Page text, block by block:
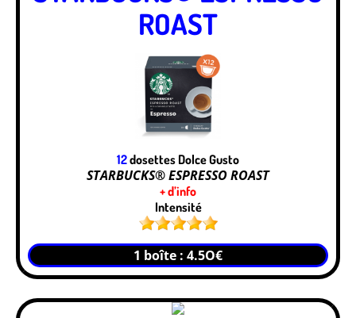
ROAST
12dosettes Dolce Gusto
STARBUCKS® ESPRESSO ROAST
+ d’info
Intensité
1 boîte : 4.5O€